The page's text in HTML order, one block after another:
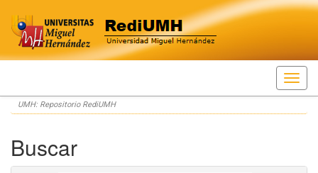
Skip
navigation
UMH: Repositorio RediUMH
Buscar